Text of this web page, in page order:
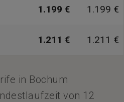
1.199 € 1.199 €
1.211 € 1.211 €
in Bochum
von 12